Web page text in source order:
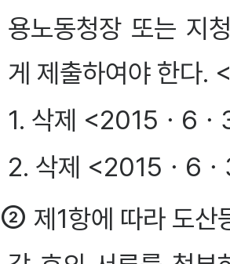
용노동청장 또는 지
게 제출하여야 한다
1. 삭제 <2015ㆍ6
2. 삭제 <2015ㆍ6
② 제1항에 따라 도산